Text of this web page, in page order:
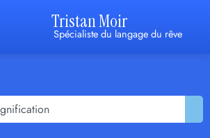
Tristan Moir
Spécialiste du langage du rêve